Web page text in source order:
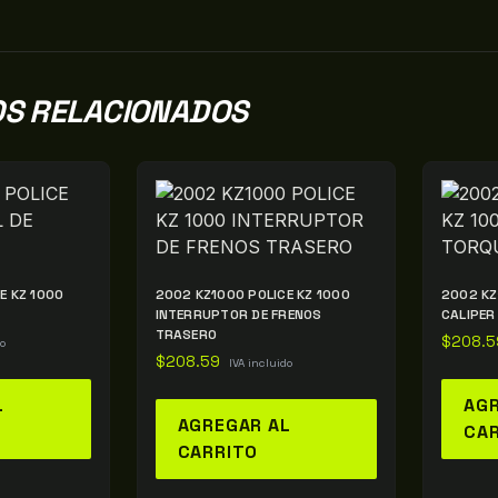
RELACIONADOS
KZ 1000
2002 KZ1000 POLICE KZ 1000
INTERRUPTOR DE FRENOS
TRASERO
$208.59 IVA incluido
AGREGAR AL
CARRITO
2002
$